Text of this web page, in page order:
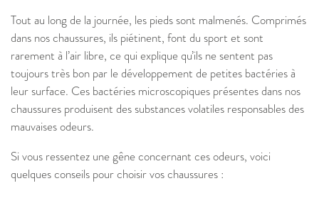
Tout au long de la journée, les pieds sont malmenés. Comprimés
dans nos chaussures, ils piétinent, font du sport et sont
rarement à l’air libre, ce qui explique qu’ils ne sentent pas
toujours très bon par le développement de petites bactéries à
leur surface. Ces bactéries microscopiques présentes dans nos
chaussures produisent des substances volatiles responsables des
mauvaises odeurs.
Si vous ressentez une gêne concernant ces odeurs, voici
quelques conseils pour choisir vos chaussures :